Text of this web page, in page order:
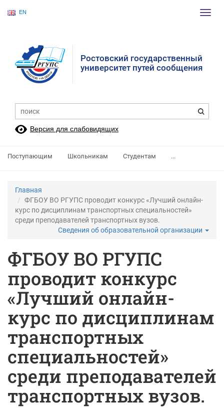
EN
Ростовский государственный
университет путей сообщения
Версия для слабовидящих
Поступающим Школьникам Студентам ...
Главная
ФГБОУ ВО РГУПС проводит конкурс «Лучший онлайн-
курс по дисциплинам транспортных специальностей»
среди преподавателей транспортных вузов.
Сведения об образовательной организации
ФГБОУ ВО РГУПС
проводит конкурс
«Лучший онлайн-
курс по дисциплинам
транспортных
специальностей»
среди преподавателей
транспортных вузов.